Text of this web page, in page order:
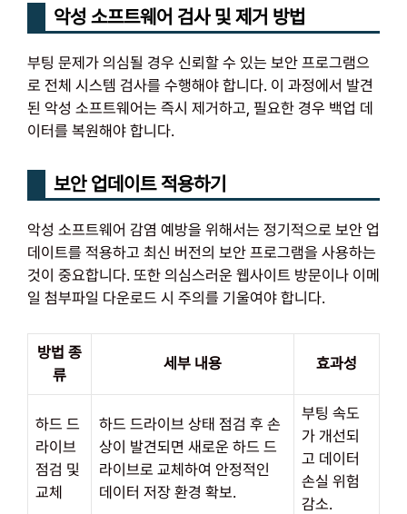
악성 소프트웨어 검사 및 제거 방법
부팅 문제가 의심될 경우 신뢰할 수 있는 보안 프로그램으
로 전체 시스템 검사를 수행해야 합니다. 이 과정에서 발견
된 악성 소프트웨어는 즉시 제거하고, 필요한 경우 백업 데
이터를 복원해야 합니다.
보안 업데이트 적용하기
악성 소프트웨어 감염 예방을 위해서는 정기적으로 보안 업
데이트를 적용하고 최신 버전의 보안 프로그램을 사용하는
것이 중요합니다. 또한 의심스러운 웹사이트 방문이나 이메
일 첨부파일 다운로드 시 주의를 기울여야 합니다.
방법 종
류
세부 내용 효과성
하드 드
라이브
점검 및
교체
하드 드라이브 상태 점검 후 손
상이 발견되면 새로운 하드 드
라이브로 교체하여 안정적인
데이터 저장 환경 확보.
부팅 속도
가 개선되
고 데이터
손실 위험
감소.